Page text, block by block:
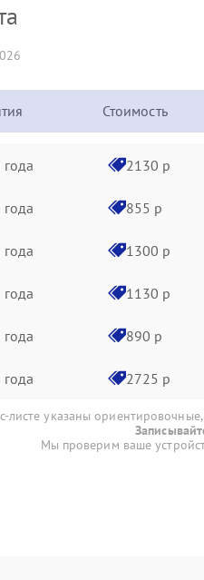
Стоимость
года 2130 р
года 855 р
года 1300 р
года 1130 р
года 890 р
года 2725 р
листе указаны ориентировочные,
Мы проверим ваше